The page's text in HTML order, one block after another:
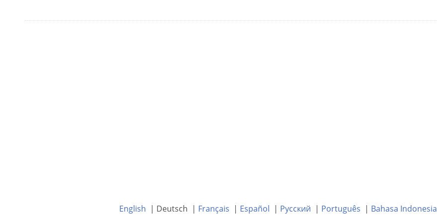
English | Deutsch | Français | Español | Русский | Português | Bahasa Indonesia